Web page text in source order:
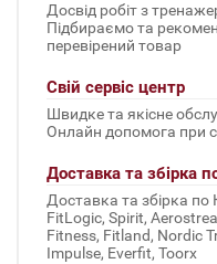
Досвід робіт з
Підбираємо та
перевірений товар
Свій сервіс центр
Швидке та якісне
Онлайн допомога при
Доставка та збірка
Доставка та збірка по
FitLogic, Spirit,
Fitness, Fitland, Nordic
Impulse, Everfit, Toorx